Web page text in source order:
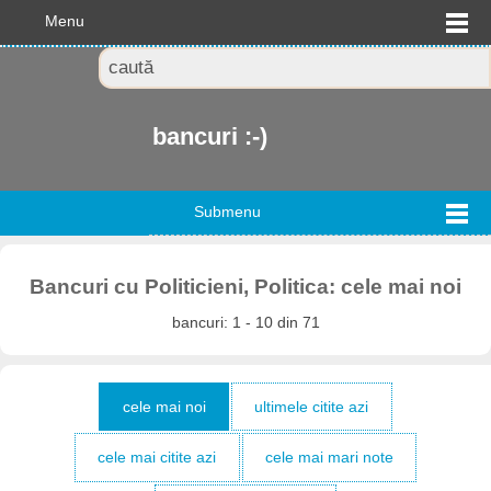
Menu
bancuri :-)
Submenu
Bancuri cu Politicieni, Politica: cele mai noi
bancuri: 1 - 10 din 71
cele mai noi ultimele citite azi
cele mai citite azi cele mai mari note